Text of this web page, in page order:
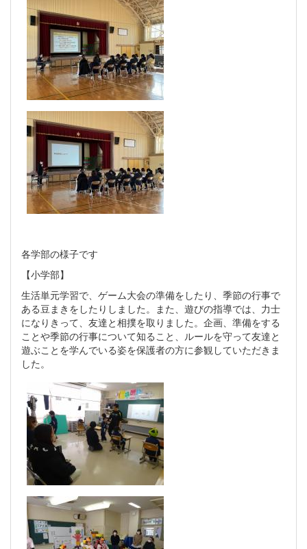
各学部の様子です
【小学部】
生活単元学習で、ゲーム大会の準備をしたり、季節の行事で
ある豆まきをしたりしました。また、遊びの指導では、力士
になりきって、友達と相撲を取りました。企画、準備をする
ことや季節の行事について知ること、ルールを守って友達と
遊ぶことを学んでいる姿を保護者の方に参観していただきま
した。